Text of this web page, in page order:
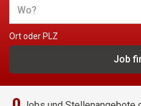
Ort oder PLZ